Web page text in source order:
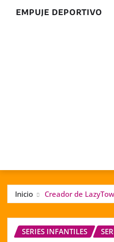
EMPUJE DEPORTIVO
Inicio Creador de
SERIES INFANTILES